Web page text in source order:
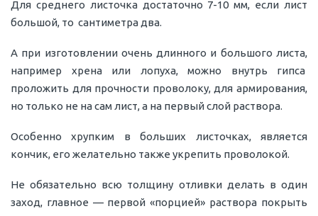
Для среднего листочка достаточно 7-10 мм, если лист
большой, то сантиметра два.
А при изготовлении очень длинного и большого листа,
например хрена или лопуха, можно внутрь гипса
проложить для прочности проволоку, для армирования,
но только не на сам лист, а на первый слой раствора.
Особенно хрупким в больших листочках, является
кончик, его желательно также укрепить проволокой.
Не обязательно всю толщину отливки делать в один
заход, главное — первой «порцией» раствора покрыть